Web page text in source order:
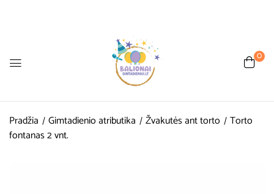
0
Pradžia Gimtadienio atributika Žvakutės ant torto
Torto
fontanas 2 vnt.